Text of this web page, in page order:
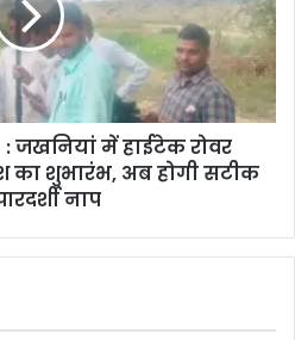
जखनियां में हाईटेक रोवर
शुभारंभ, अब होगी सटीक
नाप